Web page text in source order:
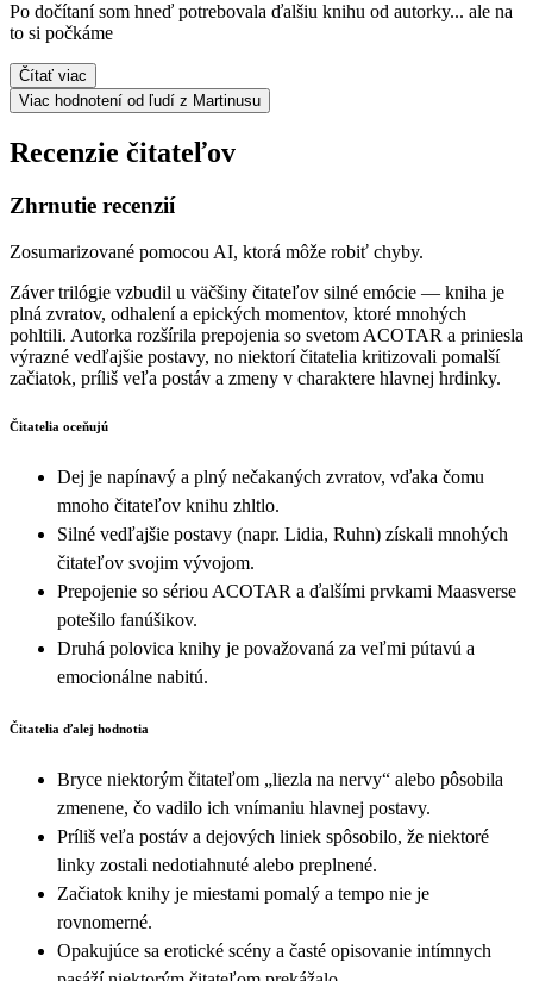
Po dočítaní som hneď potrebovala ďalšiu knihu od autorky... ale na
to si počkáme
Čítať viac
Viac hodnotení od ľudí z Martinusu
Recenzie čitateľov
Zhrnutie recenzií
Zosumarizované pomocou AI, ktorá môže robiť chyby.
Záver trilógie vzbudil u väčšiny čitateľov silné emócie — kniha je
plná zvratov, odhalení a epických momentov, ktoré mnohých
pohltili. Autorka rozšírila prepojenia so svetom ACOTAR a priniesla
výrazné vedľajšie postavy, no niektorí čitatelia kritizovali pomalší
začiatok, príliš veľa postáv a zmeny v charaktere hlavnej hrdinky.
Čitatelia oceňujú
Dej je napínavý a plný nečakaných zvratov, vďaka čomu
mnoho čitateľov knihu zhltlo.
Silné vedľajšie postavy (napr. Lidia, Ruhn) získali mnohých
čitateľov svojim vývojom.
Prepojenie so sériou ACOTAR a ďalšími prvkami Maasverse
potešilo fanúšikov.
Druhá polovica knihy je považovaná za veľmi pútavú a
emocionálne nabitú.
Čitatelia ďalej hodnotia
Bryce niektorým čitateľom „liezla na nervy“ alebo pôsobila
zmenene, čo vadilo ich vnímaniu hlavnej postavy.
Príliš veľa postáv a dejových liniek spôsobilo, že niektoré
linky zostali nedotiahnuté alebo preplnené.
Začiatok knihy je miestami pomalý a tempo nie je
rovnomerné.
Opakujúce sa erotické scény a časté opisovanie intímnych